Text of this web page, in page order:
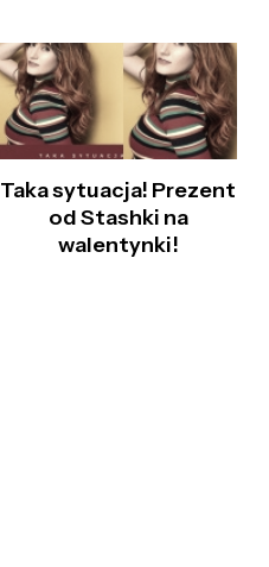
Taka sytuacja! Prezent
od Stashki na
walentynki!